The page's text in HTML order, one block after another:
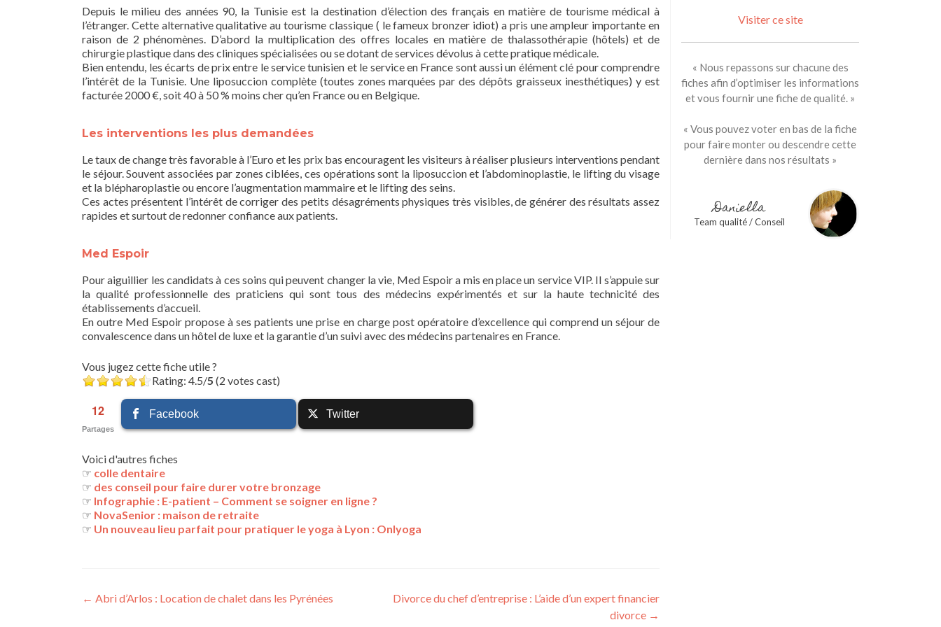
Depuis le milieu des années 90, la Tunisie est la destination d’élection des français en matière de tourisme médical à
l’étranger. Cette alternative qualitative au tourisme classique ( le fameux bronzer idiot) a pris une ampleur importante en
raison de 2 phénomènes. D’abord la multiplication des offres locales en matière de thalassothérapie (hôtels) et de
chirurgie plastique dans des cliniques spécialisées ou se dotant de services dévolus à cette pratique médicale.
Bien entendu, les écarts de prix entre le service tunisien et le service en France sont aussi un élément clé pour comprendre
l’intérêt de la Tunisie. Une liposuccion complète (toutes zones marquées par des dépôts graisseux inesthétiques) y est
facturée 2000 €, soit 40 à 50 % moins cher qu’en France ou en Belgique.
Les interventions les plus demandées
Le taux de change très favorable à l’Euro et les prix bas encouragent les visiteurs à réaliser plusieurs interventions pendant
le séjour. Souvent associées par zones ciblées, ces opérations sont la liposuccion et l’abdominoplastie, le lifting du visage
et la blépharoplastie ou encore l’augmentation mammaire et le lifting des seins.
Ces actes présentent l’intérêt de corriger des petits désagréments physiques très visibles, de générer des résultats assez
rapides et surtout de redonner confiance aux patients.
Med Espoir
Pour aiguillier les candidats à ces soins qui peuvent changer la vie, Med Espoir a mis en place un service VIP. Il s’appuie sur
la qualité professionnelle des praticiens qui sont tous des médecins expérimentés et sur la haute technicité des
établissements d’accueil.
En outre Med Espoir propose à ses patients une prise en charge post opératoire d’excellence qui comprend un séjour de
convalescence dans un hôtel de luxe et la garantie d’un suivi avec des médecins partenaires en France.
Vous jugez cette fiche utile ?
Rating: 4.5/5 (2 votes cast)
12
Partages
Facebook Twitter
Voici d'autres fiches
☞ colle dentaire
☞ des conseil pour faire durer votre bronzage
☞ Infographie : E-patient – Comment se soigner en ligne ?
☞ NovaSenior : maison de retraite
☞ Un nouveau lieu parfait pour pratiquer le yoga à Lyon : Onlyoga
Navigation
← Abri d’Arlos : Location de chalet dans les Pyrénées
Divorce du chef d’entreprise : L’aide d’un expert financier
divorce →
Visiter ce site
« Nous repassons sur chacune des
fiches afin d’optimiser les informations
et vous fournir une fiche de qualité. »
« Vous pouvez voter en bas de la fiche
pour faire monter ou descendre cette
dernière dans nos résultats »
Daniella
Team qualité / Conseil